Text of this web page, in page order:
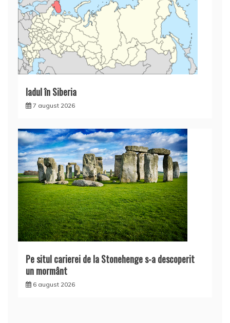
Iadul în Siberia
7 august 2026
Pe situl carierei de la Stonehenge s-a descoperit
un mormânt
6 august 2026